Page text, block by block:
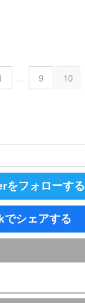
… 9 10
をフォローする
シェアする